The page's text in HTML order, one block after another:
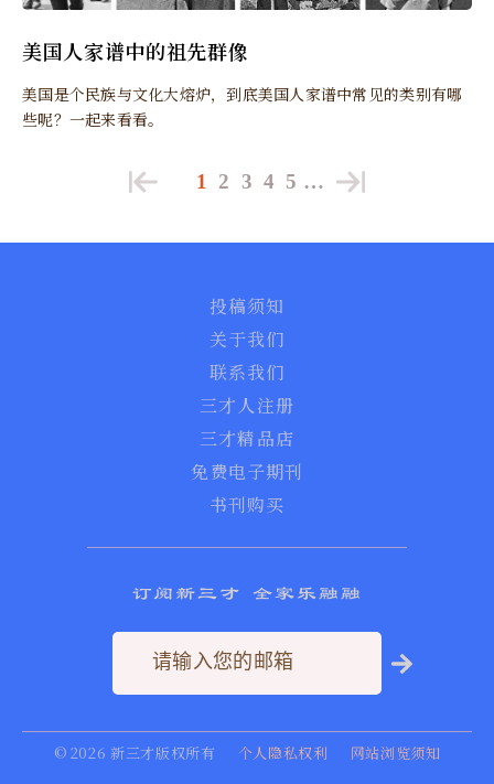
美国人家谱中的祖先群像
美国是个民族与文化大熔炉，到底美国人家谱中常见的类别有哪
些呢？一起来看看。
1 2 3 4 5 …
投稿须知
关于我们
联系我们
三才人注册
三才精品店
免费电子期刊
书刊购买
订阅新三才 全家乐融融
© 2026 新三才版权所有 个人隐私权利 网站浏览须知